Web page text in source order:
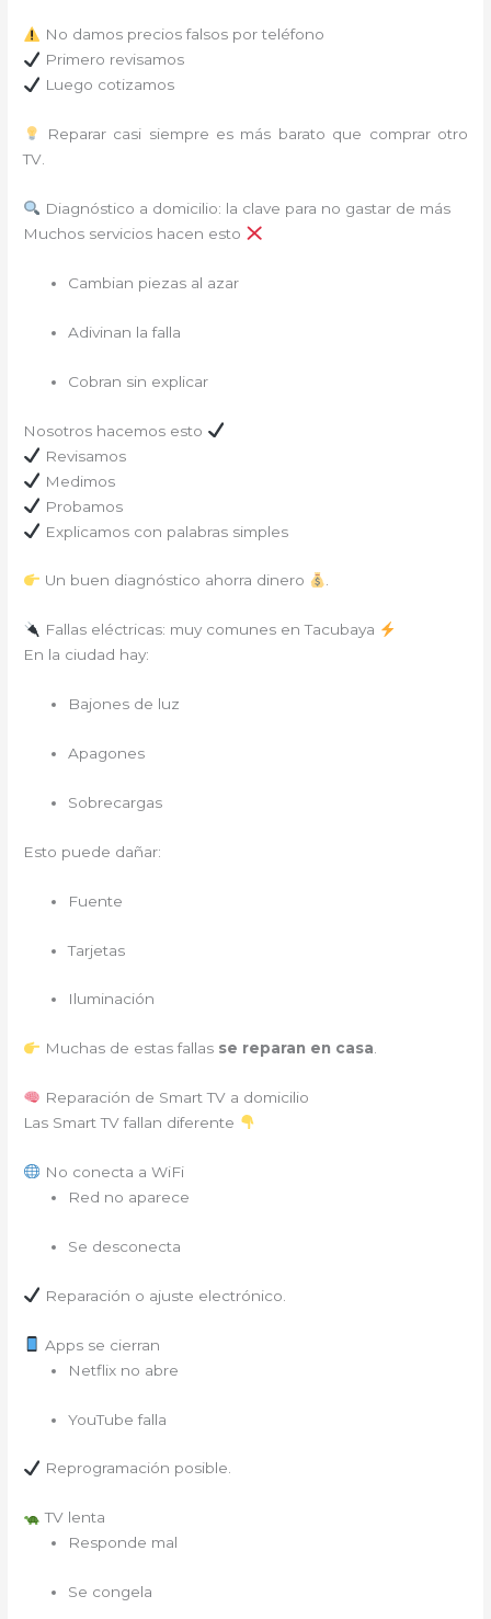
No damos precios falsos por teléfono
Primero revisamos
Luego cotizamos
Reparar casi siempre es más barato que comprar otro
TV.
Diagnóstico a domicilio: la clave para no gastar de más
Muchos servicios hacen esto
Cambian piezas al azar
Adivinan la falla
Cobran sin explicar
Nosotros hacemos esto
Revisamos
Medimos
Probamos
Explicamos con palabras simples
Un buen diagnóstico ahorra dinero .
Fallas eléctricas: muy comunes en Tacubaya
En la ciudad hay:
Bajones de luz
Apagones
Sobrecargas
Esto puede dañar:
Fuente
Tarjetas
Iluminación
Muchas de estas fallas se reparan en casa.
Reparación de Smart TV a domicilio
Las Smart TV fallan diferente
No conecta a WiFi
Red no aparece
Se desconecta
Reparación o ajuste electrónico.
Apps se cierran
Netflix no abre
YouTube falla
Reprogramación posible.
TV lenta
Responde mal
Se congela